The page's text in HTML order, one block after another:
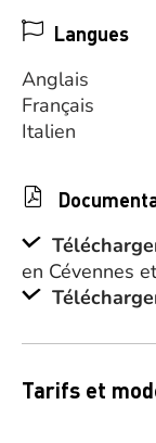
Langues
Anglais
Français
Italien
en Cévennes
Tarifs et